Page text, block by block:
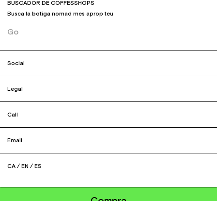
BUSCADOR DE COFFESSHOPS
Busca la botiga nomad mes aprop teu
Go
Social
Legal
Call
Email
CA / EN / ES